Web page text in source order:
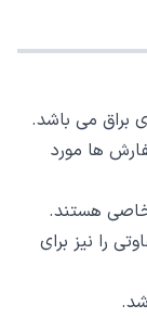
براق می باشد.
ها مورد
خاصی هستند.
را نیز برای